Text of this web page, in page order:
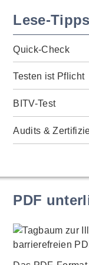
Lese-Tipps
Quick-Check
Testen ist Pflicht
BITV-Test
Audits &
PDF